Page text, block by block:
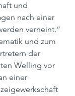
und
nach einer
verneint.“
und zum
der
Welling vor
einer